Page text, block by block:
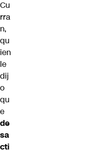
Cu
rra
n,
qu
ien
le
dij
o
qu
e
de
sa
cti